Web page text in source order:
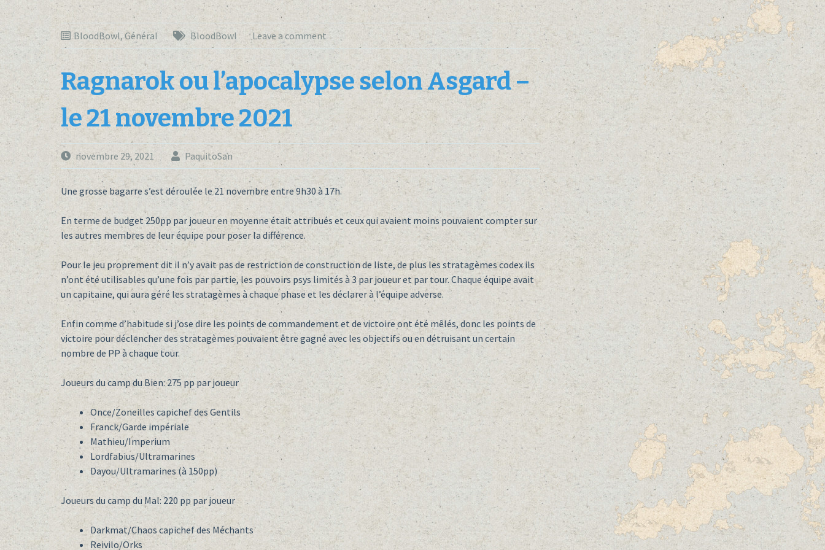
BloodBowl,Général BloodBowl Leave a comment
Ragnarok ou l’apocalypse selon Asgard –
le 21 novembre 2021
novembre 29, 2021 PaquitoSan
Une grosse bagarre s’est déroulée le 21 novembre entre 9h30 à 17h.
En terme de budget 250pp par joueur en moyenne était attribués et ceux qui avaient moins pouvaient compter sur
les autres membres de leur équipe pour poser la différence.
Pour le jeu proprement dit il n’y avait pas de restriction de construction de liste, de plus les stratagèmes codex ils
n’ont été utilisables qu’une fois par partie, les pouvoirs psys limités à 3 par joueur et par tour. Chaque équipe avait
un capitaine, qui aura géré les stratagèmes à chaque phase et les déclarer à l’équipe adverse.
Enfin comme d’habitude si j’ose dire les points de commandement et de victoire ont été mêlés, donc les points de
victoire pour déclencher des stratagèmes pouvaient être gagné avec les objectifs ou en détruisant un certain
nombre de PP à chaque tour.
Joueurs du camp du Bien: 275 pp par joueur
Once/Zoneilles capichef des Gentils
Franck/Garde impériale
Mathieu/Imperium
Lordfabius/Ultramarines
Dayou/Ultramarines (à 150pp)
Joueurs du camp du Mal: 220 pp par joueur
Darkmat/Chaos capichef des Méchants
Reivilo/Orks